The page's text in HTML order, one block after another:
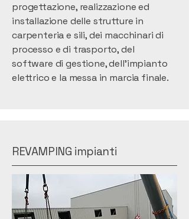
progettazione, realizzazione ed
installazione delle strutture in
carpenteria e sili, dei macchinari di
processo e di trasporto, del
software di gestione, dell’impianto
elettrico e la messa in marcia finale.
REVAMPING impianti